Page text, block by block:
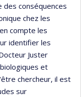
des conséquences
chez les
compte les
identifier les
Juster
et
chercheur, il est
sur